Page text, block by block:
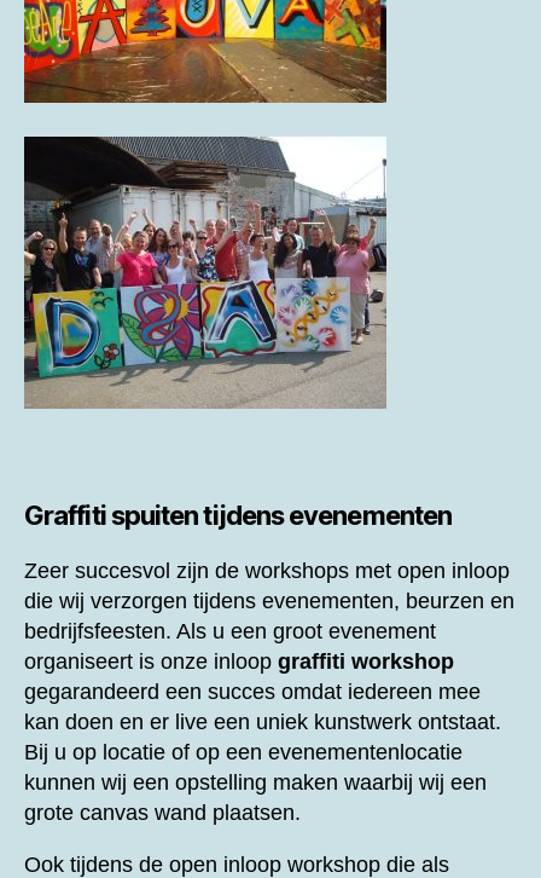
Graffiti spuiten tijdens evenementen
Zeer succesvol zijn de workshops met open inloop
die wij verzorgen tijdens evenementen, beurzen en
bedrijfsfeesten. Als u een groot evenement
organiseert is onze inloop graffiti workshop
gegarandeerd een succes omdat iedereen mee
kan doen en er live een uniek kunstwerk ontstaat.
Bij u op locatie of op een evenementenlocatie
kunnen wij een opstelling maken waarbij wij een
grote canvas wand plaatsen.
Ook tijdens de open inloop workshop die als